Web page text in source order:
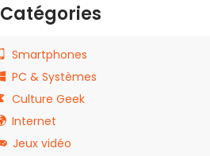
Catégories
Smartphones
PC & Systèmes
Culture Geek
Internet
Jeux vidéo